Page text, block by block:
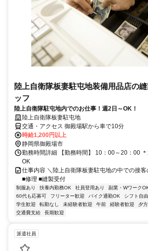
陸上自衛隊板妻駐屯地装備用品店の
ッフ
陸上自衛隊駐屯地内でのお仕事！週2日～OK！
陸上自衛隊板妻駐屯地
交通・アクセス 御殿場駅から車で10分
時給1,200円以上
静岡県御殿場市
勤務時間詳細 【勤務時間】 10：00～20：00
OK
仕事内容 ＼陸上自衛隊板妻駐屯地の中での接
■修理 ■縫製受付
制服あり 扶養内勤務OK 社員登用あり 副業・Wワーク
60代も応募可
フリーター歓迎 バイク通勤OK シフト自由
学生歓迎
転勤なし 未経験者歓迎 午前 経験者歓迎 夕方
交通費支給
長期歓迎
派遣社員